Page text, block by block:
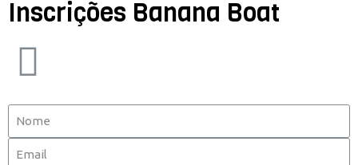
Inscrições Banana Boat